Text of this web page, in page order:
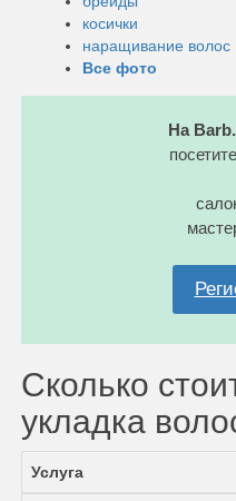
косички
наращивание волос
Все фото
На
Сколько
укладка
Услуга